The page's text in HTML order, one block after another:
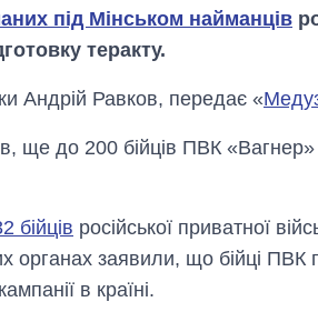
під Мінськом найманців
теракту.
Андрій Равков, передає «
ще до 200 бійців ПВК «Вагнер»
бійців російської приватної
органах заявили, що бійці ПВК
в країні.